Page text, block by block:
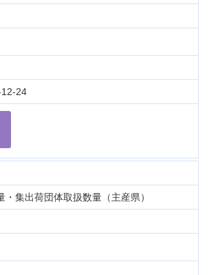
24
集出荷団体取扱数量（主産県）